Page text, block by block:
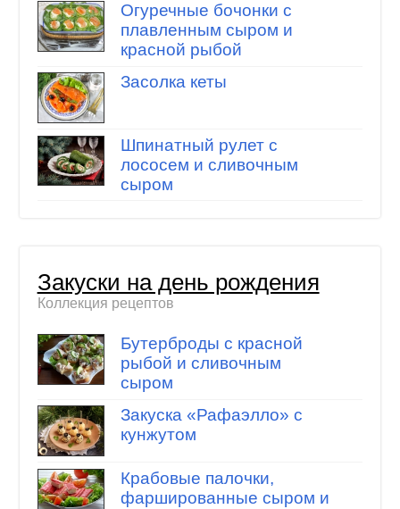
Огуречные бочонки с
плавленным сыром и
красной рыбой
Засолка кеты
Шпинатный рулет с
лососем и сливочным
сыром
Закуски на день рождения
Коллекция рецептов
Бутерброды с красной
рыбой и сливочным
сыром
Закуска «Рафаэлло» с
кунжутом
Крабовые палочки,
фаршированные сыром и